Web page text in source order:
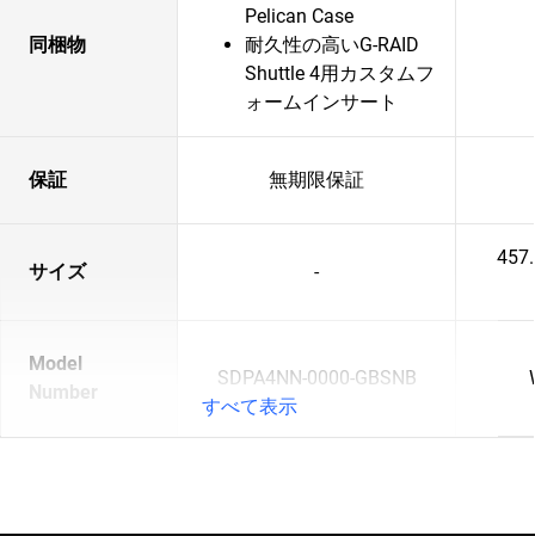
同梱物
Pelican Case
耐久性の高いG-RAID
Shuttle 4用カスタムフ
ォームインサート
保証 無期限保証
サイズ -
Model
Number
SDPA4NN-0000-GBSNB
すべて表示